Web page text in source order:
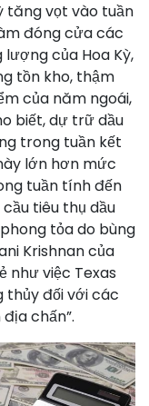
tăng vọt vào tuần
đóng cửa các
của Hoa Kỳ,
tồn kho, thậm
của năm ngoái,
biết, dự trữ dầu
trong tuần kết
lớn hơn mức
tuần tính đến
tiêu thụ dầu
tỏa do bùng
Krishnan của
như việc Texas
thủy đối với các
chấn”.